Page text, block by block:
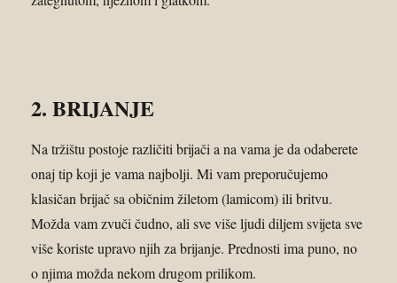
2. BRIJANJE
Na tržištu postoje različiti brijači a na vama je da odaberete
onaj tip koji je vama najbolji. Mi vam preporučujemo
klasičan brijač sa običnim žiletom (lamicom) ili britvu.
Možda vam zvuči čudno, ali sve više ljudi diljem svijeta sve
više koriste upravo njih za brijanje. Prednosti ima puno, no
o njima možda nekom drugom prilikom.